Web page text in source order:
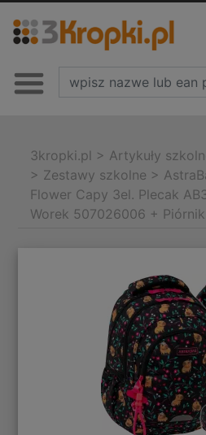
3kropki.pl > Artykuły
> Zestawy szkolne >
Flower Capy 3el. Plecak
Worek 507026006 +